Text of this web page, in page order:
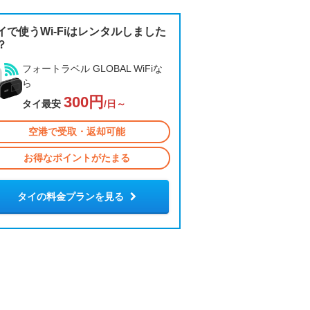
で使うWi-Fiはレンタルしました
フォートラベル GLOBAL WiFiな
ら
タイ最安 300円 /日～
空港で受取・返却可能
お得なポイントがたまる
タイの料金プランを見る